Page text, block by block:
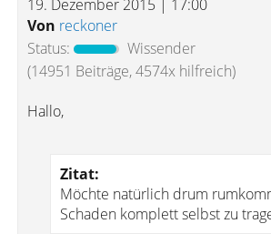
19. Dezember 2015 | 17:00
Von reckoner
Status:
Wissender
(14951 Beiträge, 4574x hilfreich)
Hallo,
Zitat:
Möchte natürlich drum
Schaden komplett selbst zu